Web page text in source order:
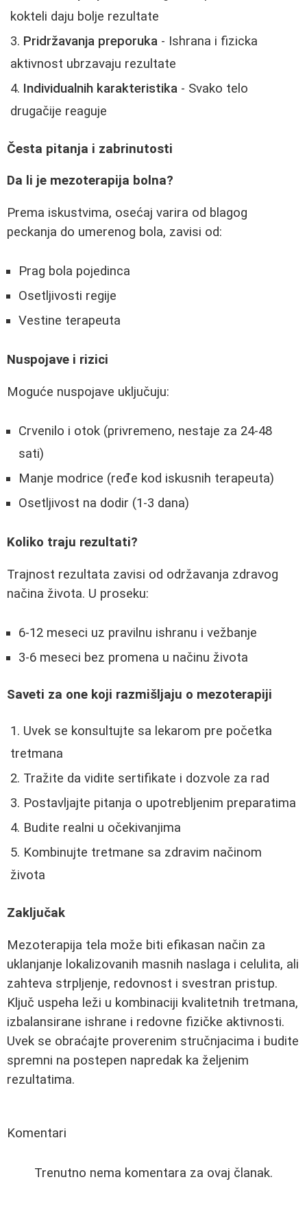
kokteli daju bolje rezultate
Pridržavanja preporuka - Ishrana i fizicka
aktivnost ubrzavaju rezultate
Individualnih karakteristika - Svako telo
drugačije reaguje
Česta pitanja i zabrinutosti
Da li je mezoterapija bolna?
Prema iskustvima, osećaj varira od blagog
peckanja do umerenog bola, zavisi od:
Prag bola pojedinca
Osetljivosti regije
Vestine terapeuta
Nuspojave i rizici
Moguće nuspojave uključuju:
Crvenilo i otok (privremeno, nestaje za 24-48
sati)
Manje modrice (ređe kod iskusnih terapeuta)
Osetljivost na dodir (1-3 dana)
Koliko traju rezultati?
Trajnost rezultata zavisi od održavanja zdravog
načina života. U proseku:
6-12 meseci uz pravilnu ishranu i vežbanje
3-6 meseci bez promena u načinu života
Saveti za one koji razmišljaju o mezoterapiji
Uvek se konsultujte sa lekarom pre početka
tretmana
Tražite da vidite sertifikate i dozvole za rad
Postavljajte pitanja o upotrebljenim preparatima
Budite realni u očekivanjima
Kombinujte tretmane sa zdravim načinom
života
Zaključak
Mezoterapija tela može biti efikasan način za
uklanjanje lokalizovanih masnih naslaga i celulita, ali
zahteva strpljenje, redovnost i svestran pristup.
Ključ uspeha leži u kombinaciji kvalitetnih tretmana,
izbalansirane ishrane i redovne fizičke aktivnosti.
Uvek se obraćajte proverenim stručnjacima i budite
spremni na postepen napredak ka željenim
rezultatima.
Komentari
Trenutno nema komentara za ovaj članak.